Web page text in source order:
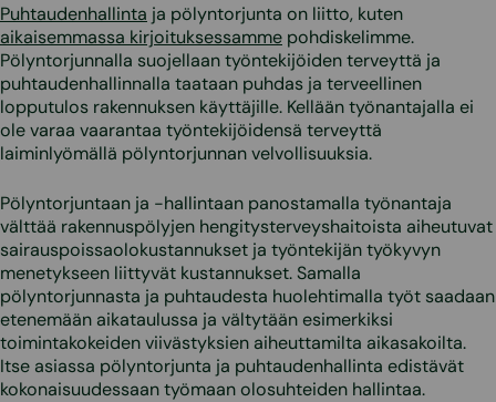
Puhtaudenhallinta ja pölyntorjunta on liitto, kuten
aikaisemmassa kirjoituksessamme pohdiskelimme.
Pölyntorjunnalla suojellaan työntekijöiden terveyttä ja
puhtaudenhallinnalla taataan puhdas ja terveellinen
lopputulos rakennuksen käyttäjille. Kellään työnantajalla ei
ole varaa vaarantaa työntekijöidensä terveyttä
laiminlyömällä pölyntorjunnan velvollisuuksia.
Pölyntorjuntaan ja -hallintaan panostamalla työnantaja
välttää rakennuspölyjen hengitysterveyshaitoista aiheutuvat
sairauspoissaolokustannukset ja työntekijän työkyvyn
menetykseen liittyvät kustannukset. Samalla
pölyntorjunnasta ja puhtaudesta huolehtimalla työt saadaan
etenemään aikataulussa ja vältytään esimerkiksi
toimintakokeiden viivästyksien aiheuttamilta aikasakoilta.
Itse asiassa pölyntorjunta ja puhtaudenhallinta edistävät
kokonaisuudessaan työmaan olosuhteiden hallintaa.